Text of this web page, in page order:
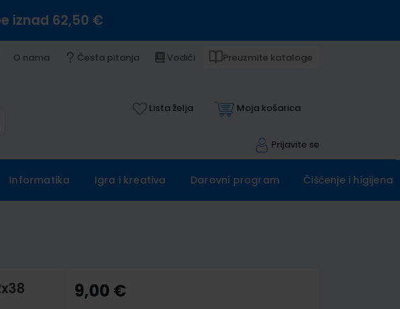
iznad 62,50 €
O nama Česta pitanja Vodiči Preuzmite kataloge
Lista želja Moja košarica
Prijavite se
Informatika Igra i kreativa Darovni program Čišćenje i higijena
9,00 €